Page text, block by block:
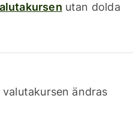
utan dolda
ändras